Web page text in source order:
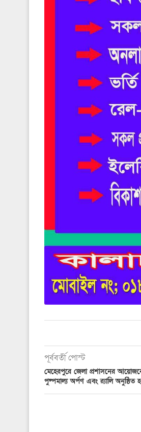
পূর্ববর্তী পোস্ট
মেহেরপুরে জেলা প্রশাসনের
পুষ্পমাল্য অর্পণ এবং র‍্যালি অনুষ্ঠিত